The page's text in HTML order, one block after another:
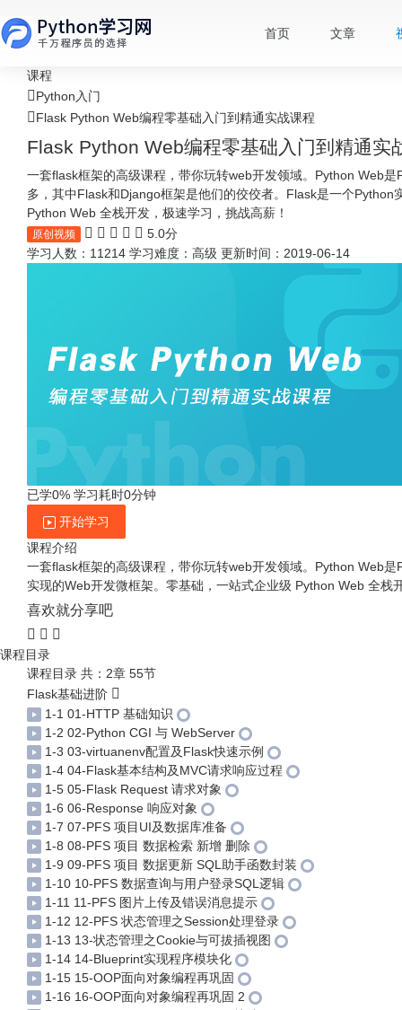
首页 文章
课程
Python入门
Flask Python Web编程零基础入门到精通实战课程
Flask Python Web编程零基础入门到精通实
一套flask框架的高级课程，带你玩转web开发领域。Python Web
多，其中Flask和Django框架是他们的佼佼者。Flask是一个
Python Web 全栈开发，极速学习，挑战高薪！
原创视频
5.0分
学习人数：11214 学习难度：高级 更新时间：2019-06-14
已学0% 学习耗时0分钟
开始学习
课程介绍
一套flask框架的高级课程，带你玩转web开发领域。Python Web
实现的Web开发微框架。零基础，一站式企业级 Python Web 全栈
喜欢就分享吧
课程目录
课程目录 共：2章 55节
Flask基础进阶
1-1 01-HTTP 基础知识
1-2 02-Python CGI 与 WebServer
1-3 03-virtuanenv配置及Flask快速示例
1-4 04-Flask基本结构及MVC请求响应过程
1-5 05-Flask Request 请求对象
1-6 06-Response 响应对象
1-7 07-PFS 项目UI及数据库准备
1-8 08-PFS 项目 数据检索 新增 删除
1-9 09-PFS 项目 数据更新 SQL助手函数封装
1-10 10-PFS 数据查询与用户登录SQL逻辑
1-11 11-PFS 图片上传及错误消息提示
1-12 12-PFS 状态管理之Session处理登录
1-13 13-状态管理之Cookie与可拔插视图
1-14 14-Blueprint实现程序模块化
1-15 15-OOP面向对象编程再巩固
1-16 16-OOP面向对象编程再巩固 2